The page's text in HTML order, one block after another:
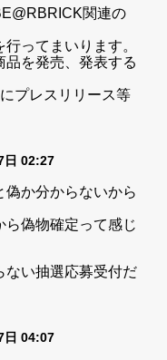
関連の
ってまいります。
を発売、発表する
プレスリリース等
日 02:27
偽か分からないから
偽物確定って感じ
ない抽選応募受付だ
日 04:07